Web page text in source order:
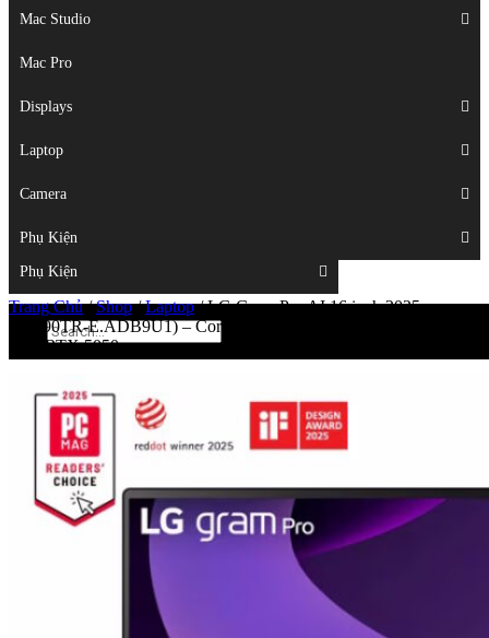
Mac Mini
Mac Studio
Mac Pro
Displays
Laptop
Camera
Phụ Kiện
Mac Studio
Mac Pro
Displays
Laptop
Camera
Phụ Kiện
Top
Trang Chủ/Shop/Laptop/LG Gram Pro AI 16 inch 2025
(16Z90TR-E.ADB9U1) – Core Ultra 9 285H Ram 32GB SSD
2TB RTX 5050